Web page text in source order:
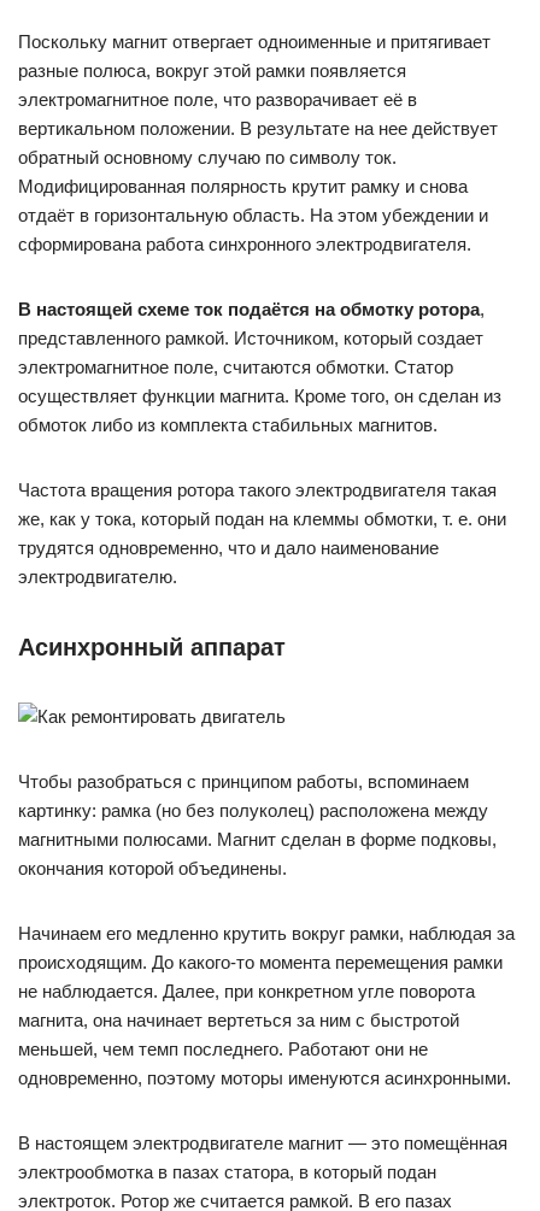
Поскольку магнит отвергает одноименные и притягивает
разные полюса, вокруг этой рамки появляется
электромагнитное поле, что разворачивает её в
вертикальном положении. В результате на нее действует
обратный основному случаю по символу ток.
Модифицированная полярность крутит рамку и снова
отдаёт в горизонтальную область. На этом убеждении и
сформирована работа синхронного электродвигателя.
В настоящей схеме ток подаётся на обмотку ротора,
представленного рамкой. Источником, который создает
электромагнитное поле, считаются обмотки. Статор
осуществляет функции магнита. Кроме того, он сделан из
обмоток либо из комплекта стабильных магнитов.
Частота вращения ротора такого электродвигателя такая
же, как у тока, который подан на клеммы обмотки, т. е. они
трудятся одновременно, что и дало наименование
электродвигателю.
Асинхронный аппарат
Чтобы разобраться с принципом работы, вспоминаем
картинку: рамка (но без полуколец) расположена между
магнитными полюсами. Магнит сделан в форме подковы,
окончания которой объединены.
Начинаем его медленно крутить вокруг рамки, наблюдая за
происходящим. До какого-то момента перемещения рамки
не наблюдается. Далее, при конкретном угле поворота
магнита, она начинает вертеться за ним с быстротой
меньшей, чем темп последнего. Работают они не
одновременно, поэтому моторы именуются асинхронными.
В настоящем электродвигателе магнит — это помещённая
электрообмотка в пазах статора, в который подан
электроток. Ротор же считается рамкой. В его пазах